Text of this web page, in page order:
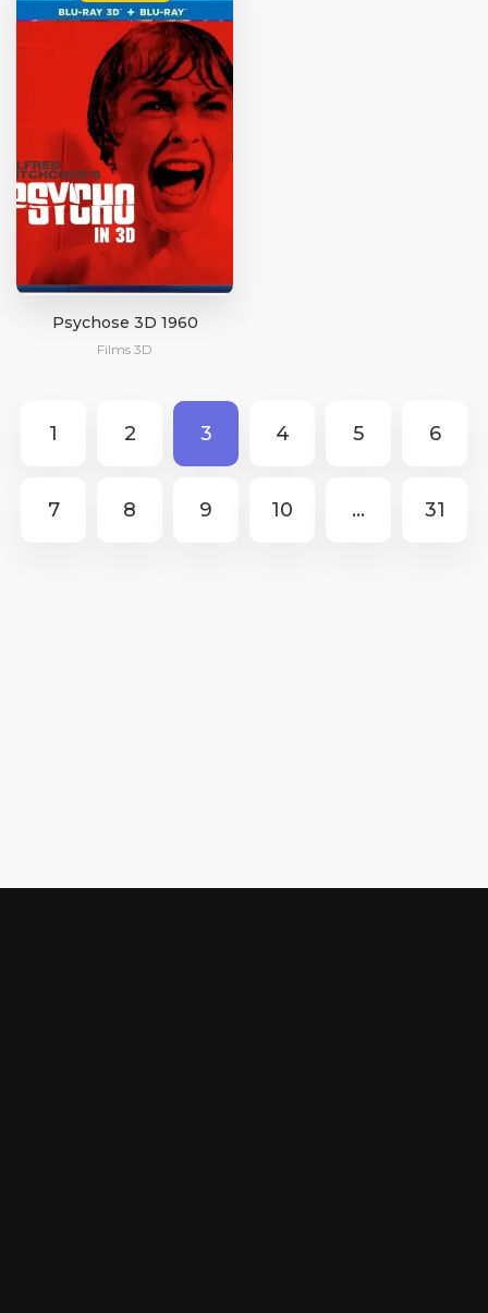
Psychose 3D 1960
Films 3D
1 2 3 4 5 6
7 8 9 10 ... 31